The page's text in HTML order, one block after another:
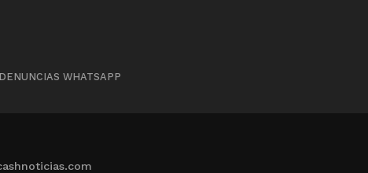
DENUNCIAS WHATSAPP